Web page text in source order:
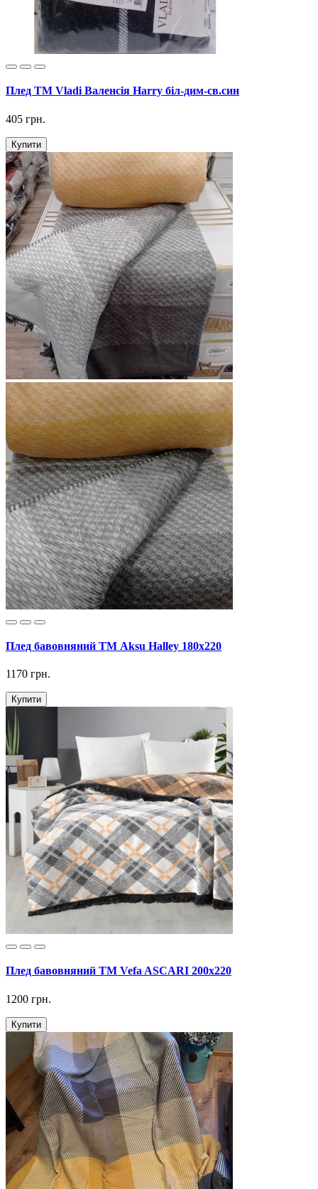
Плед ТМ Vladi Валенсія Harry біл-дим-св.син
405 грн.
Купити
Плед бавовняний ТМ Aksu Halley 180х220
1170 грн.
Купити
Плед бавовняний ТМ Vefa ASCARI 200х220
1200 грн.
Купити